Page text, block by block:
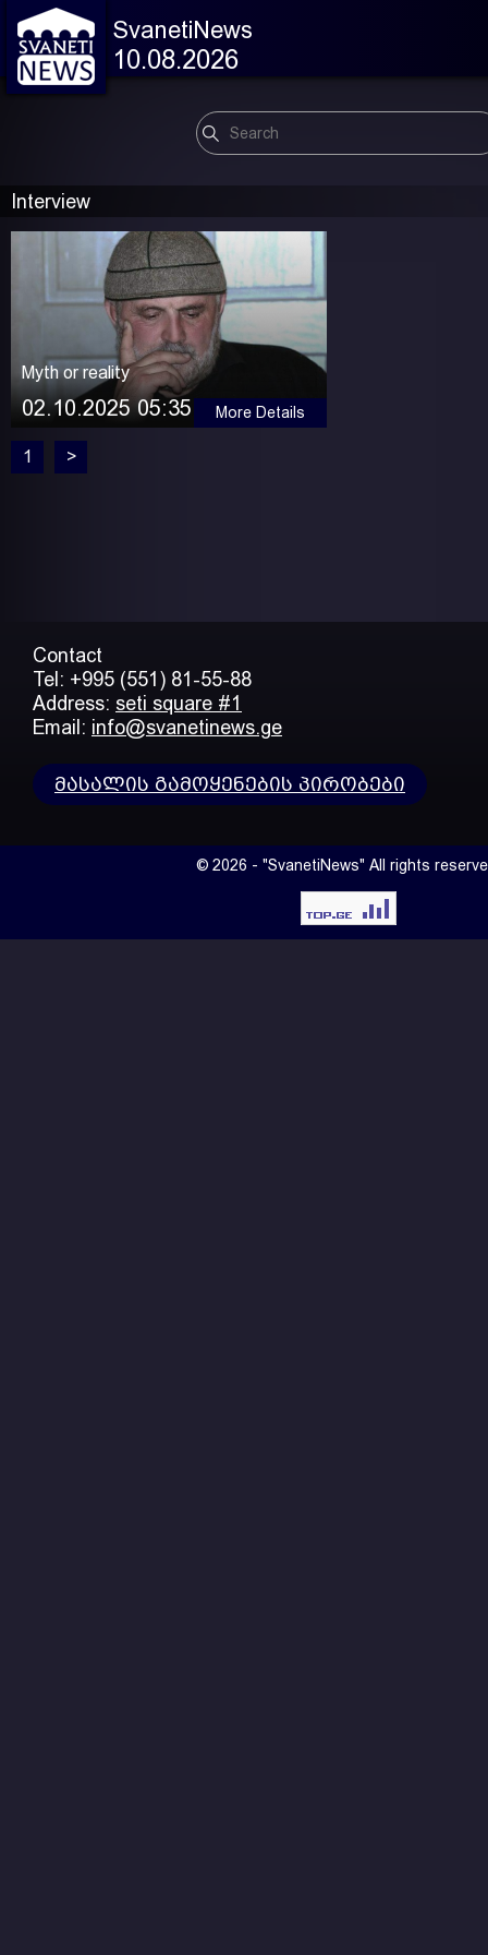
SvanetiNews
10.08.2026
Interview
Myth or reality
02.10.2025 05:35 More Details
1 >
Contact
Tel: +995 (551) 81-55-88
Address: seti square #1
Email: info@svanetinews.ge
მასალის გამოყენების პირობები
© 2026 - "SvanetiNews" All rights